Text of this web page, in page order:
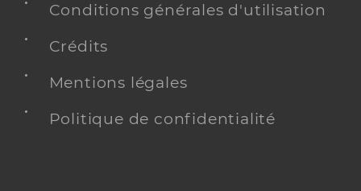
Conditions générales d'utilisation
Crédits
Mentions légales
Politique de confidentialité